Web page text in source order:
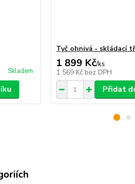
Skladem
Tyč ohnivá - skládací
1 899 Kč/ks
1 569 Kč bez DPH
Přidat